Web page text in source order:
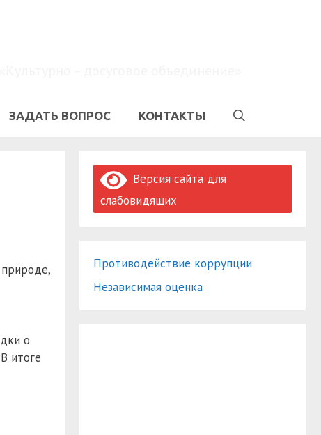
ЗАДАТЬ ВОПРОС КОНТАКТЫ
о
итоге
Версия сайта для
слабовидящих
Противодействие коррупции
Независимая оценка